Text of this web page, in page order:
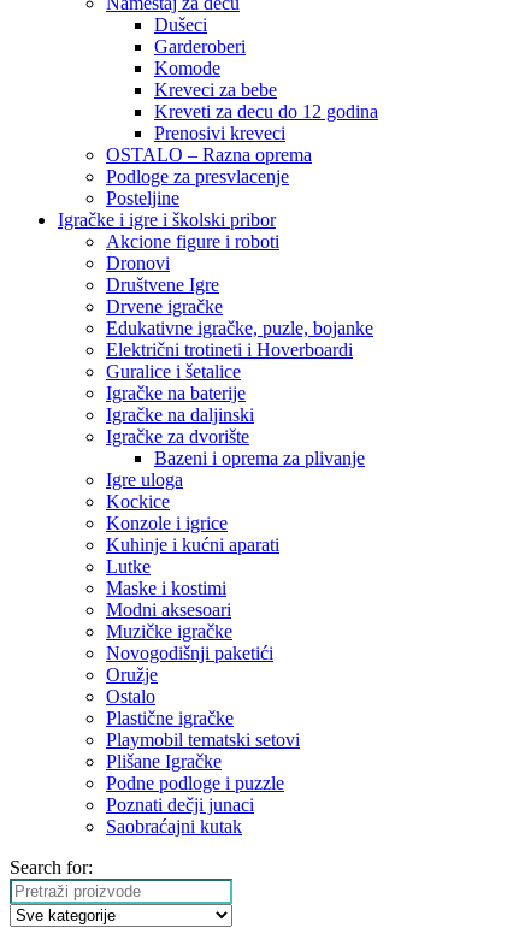
Dušeci
Garderoberi
Komode
Kreveci za bebe
Kreveti za decu do 12 godina
Prenosivi kreveci
OSTALO – Razna oprema
Podloge za presvlacenje
Posteljine
Igračke i igre i školski pribor
Akcione figure i roboti
Dronovi
Društvene Igre
Drvene igračke
Edukativne igračke, puzle, bojanke
Električni trotineti i Hoverboardi
Guralice i šetalice
Igračke na baterije
Igračke na daljinski
‎Igračke za dvorište
Bazeni i oprema za plivanje
Igre uloga
Kockice
Konzole i igrice
Kuhinje i kućni aparati
Lutke
Maske i kostimi
Modni aksesoari
Muzičke igračke
Novogodišnji paketići
Oružje
Ostalo
Plastične igračke
Playmobil tematski setovi
Plišane Igračke
Podne podloge i puzzle
Poznati dečji junaci
Saobraćajni kutak
Search for: